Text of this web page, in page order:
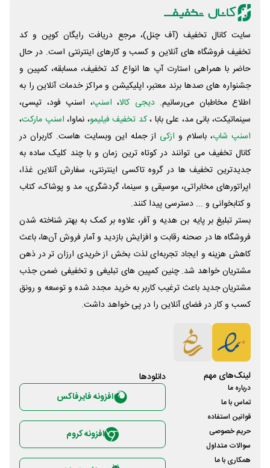
سایت کانال تخفیف (آف چنل)، مرجع دریافت رایگان کوپن و کد
تخفیف فروشگاه های آنلاین و کسب و‌ کارهای اینترنتی است. در حال
حاضر با همراهی استارت آپ ها انواع کد تخفیف، مسابقه، کمپین و
جشنواره های صدها برند معتبر، اپلیکیشن و مراکز خدمات آنلاین را به
اطلاع مخاطبان می‌رسانیم. دیجی کالا، اسنپ، اسنپ فود، تپسی،
سینماتیکت، بانی مد، علی‌ بابا ،کد تخفیف فیلیمو، نماوا، اسنپ مارکت،
اسنپ شاپ، باسلام و ازکی از جمله این وبسایت ‌هاست. کاربران در
کانال تخفیف می توانند در کوتاه ترین زمان و با چند کلیک ساده به
جدیدترین تخفیف ها در گروه تاکسی اینترنتی، سفارش آنلاین غذا،
اپراتورهای مخابراتی، موسیقی و سینما، گردشگری، مد و پوشاک، کتاب
و کتابخوانی و ... دسترسی پیدا کنند.
بستر تبلیغ بر پایه بن هدیه و آفر، علاوه بر کمک به بهتر شناخته شدن
فروشگاه ها در صحنه رقابت و افزایش بازدید و آمار فروش آن‌ها، باعث
کاهش هزینه و ایجاد تجربه‌ای لذت بخش از خریدی ارزان تر در ذهن
مشتریان خواهد شد. چنین کمپین های تبلیغی و تخفیفی ضمن جذب
مشتریان جدید باعث ترغیب کاربر به خرید مجدد شده و توسعه و رونق
کسب و کار در فضای آنلاین را در پی خواهد داشت.
لینک‌های مهم
درباره ما
تماس با ما
قوانین استفاده
حریم خصوصی
سوالات متداول
همکاری با ما
دانلود‌ها
افزونه فایرفاکس
افزونه کروم